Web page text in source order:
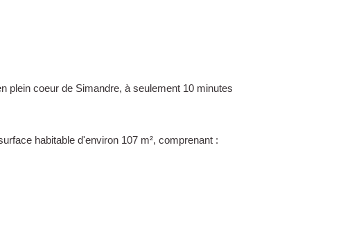
plein coeur de Simandre, à seulement 10 minutes
habitable d'environ 107 m², comprenant :